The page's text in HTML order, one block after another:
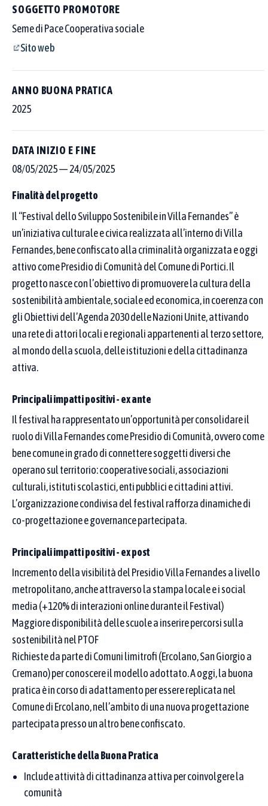
Cerca tra le 250 buone pratiche censite
Scegli dove cercare con i pulsanti sopra al campo, poi affina per
area tematica o Goal SDGs.
Se scrivi più parole, basta che almeno una compaia
nel nome della buona pratica.
Come funziona la ricerca
CERCA IN
buona pratica
Digita i termini da cercare nella denominazione della
buona pratica
Obiettivi di sviluppo sostenibile (SDGs)
uno di quelli scelti.
1 2 3 4 5 6 7 8 9 10
13
Aree tematiche
Puoi selezionare una o più aree tematiche dal menu. Se ne scegli
più di una, compaiono le pratiche legate ad almeno una di esse.
Per restringere ulteriormente, aggiungi parole chiave nei campi
sopra (denominazione o proponente): l’elenco mostra solo le
pratiche che rispettano sia il testo sia l’area.
Seleziona un'area tematica…
Affina la ricerca
SOGGETTO PROMOTORE
Seme di Pace Cooperativa sociale
Sito web
ANNO BUONA PRATICA
2025
DATA INIZIO E FINE
08/05/2025—24/05/2025
Finalità del progetto
Il “Festival dello Sviluppo Sostenibile in Villa Fernandes” è
un’iniziativa culturale e civica realizzata all’interno di Villa
Fernandes, bene confiscato alla criminalità organizzata e oggi
attivo come Presidio di Comunità del Comune di Portici. Il
progetto nasce con l’obiettivo di promuovere la cultura della
sostenibilità ambientale, sociale ed economica, in coerenza con
gli Obiettivi dell’Agenda 2030 delle Nazioni Unite, attivando
una rete di attori locali e regionali appartenenti al terzo settore,
al mondo della scuola, delle istituzioni e della cittadinanza
attiva.
Principali impatti positivi - ex ante
Il festival ha rappresentato un’opportunità per consolidare il
ruolo di Villa Fernandes come Presidio di Comunità, ovvero come
bene comune in grado di connettere soggetti diversi che
operano sul territorio: cooperative sociali, associazioni
culturali, istituti scolastici, enti pubblici e cittadini attivi.
L’organizzazione condivisa del festival rafforza dinamiche di
co-progettazione e governance partecipata.
Principali impatti positivi - ex post
Incremento della visibilità del Presidio Villa Fernandes a livello
metropolitano, anche attraverso la stampa locale e i social
media (+120% di interazioni online durante il Festival)
Maggiore disponibilità delle scuole a inserire percorsi sulla
sostenibilità nel PTOF
Richieste da parte di Comuni limitrofi (Ercolano, San Giorgio a
Cremano) per conoscere il modello adottato. A oggi, la buona
pratica è in corso di adattamento per essere replicata nel
Comune di Ercolano, nell’ambito di una nuova progettazione
partecipata presso un altro bene confiscato.
Caratteristiche della Buona Pratica
Include attività di cittadinanza attiva per coinvolgere la
comunità